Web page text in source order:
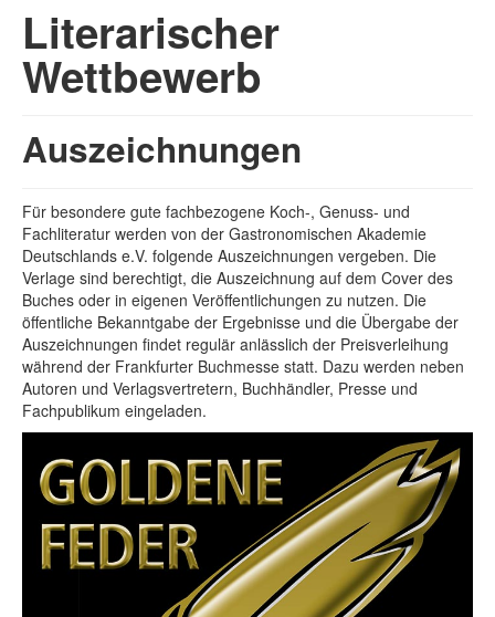
Literarischer
Wettbewerb
Auszeichnungen
Für besondere gute fachbezogene Koch-, Genuss- und
Fachliteratur werden von der Gastronomischen Akademie
Deutschlands e.V. folgende Auszeichnungen vergeben. Die
Verlage sind berechtigt, die Auszeichnung auf dem Cover des
Buches oder in eigenen Veröffentlichungen zu nutzen. Die
öffentliche Bekanntgabe der Ergebnisse und die Übergabe der
Auszeichnungen findet regulär anlässlich der Preisverleihung
während der Frankfurter Buchmesse statt. Dazu werden neben
Autoren und Verlagsvertretern, Buchhändler, Presse und
Fachpublikum eingeladen.